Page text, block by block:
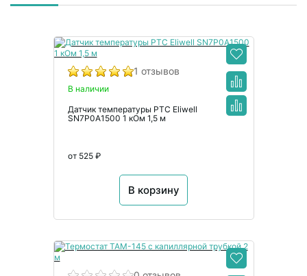
1 отзывов
В наличии
Датчик температуры PTC Eliwell
SN7P0A1500 1 кОм 1,5 м
от 525 ₽
В корзину